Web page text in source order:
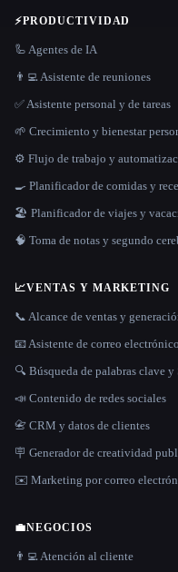
⚡PRODUCTIVIDAD
🦾 Agentes de IA
👨‍💻 Asistente de reuniones
✅ Asistente personal y de tareas
🌱 Crecimiento y bienestar
⚙️ Flujo de trabajo y
🍳 Planificador de comidas y
🏖 Planificador de viajes y
🧠 Toma de notas y segundo
📈VENTAS Y MARKETING
📞 Alcance de ventas y
📧 Asistente de correo electrónico
🔍 Búsqueda de palabras clave y
📣 Contenido de redes sociales
📇 CRM y datos de clientes
🪧 Generador de creatividad
✉️ Marketing por correo
💼NEGOCIOS
👨‍💻 Atención al cliente